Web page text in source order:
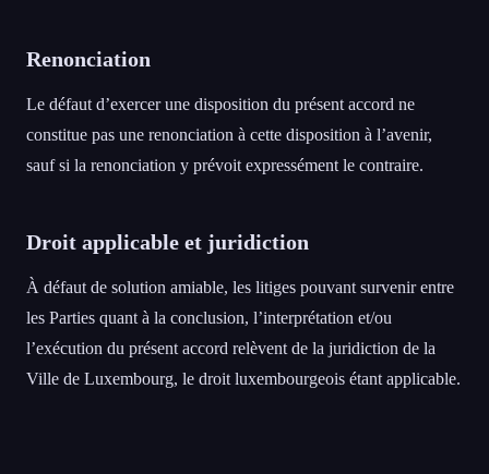
Renonciation
Le défaut d’exercer une disposition du présent accord ne
constitue pas une renonciation à cette disposition à l’avenir,
sauf si la renonciation y prévoit expressément le contraire.
Droit applicable et juridiction
À défaut de solution amiable, les litiges pouvant survenir entre
les Parties quant à la conclusion, l’interprétation et/ou
l’exécution du présent accord relèvent de la juridiction de la
Ville de Luxembourg, le droit luxembourgeois étant applicable.